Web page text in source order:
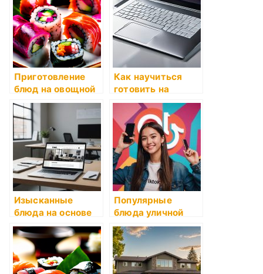
Приготовление
блюд на овощной
основе
Как научиться
готовить на
основе семейных
рецептов
Изысканные
блюда на основе
пасты
Популярные
блюда уличной
еды: как их
сделать дома